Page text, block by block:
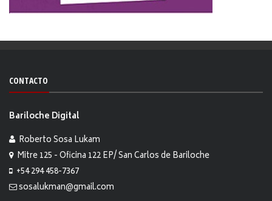
CONTACTO
Bariloche Digital
Roberto Sosa Lukam
Mitre 125 - Oficina 122 EP/ San Carlos de Bariloche
+54 294 458-7367
sosalukman@gmail.com